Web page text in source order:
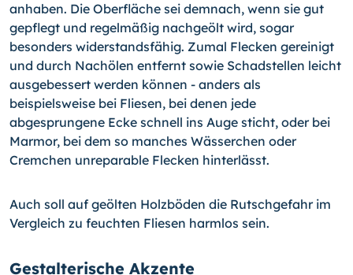
anhaben. Die Oberfläche sei demnach, wenn sie gut
gepflegt und regelmäßig nachgeölt wird, sogar
besonders widerstandsfähig. Zumal Flecken gereinigt
und durch Nachölen entfernt sowie Schadstellen leicht
ausgebessert werden können - anders als
beispielsweise bei Fliesen, bei denen jede
abgesprungene Ecke schnell ins Auge sticht, oder bei
Marmor, bei dem so manches Wässerchen oder
Cremchen unreparable Flecken hinterlässt.
Auch soll auf geölten Holzböden die Rutschgefahr im
Vergleich zu feuchten Fliesen harmlos sein.
Gestalterische Akzente